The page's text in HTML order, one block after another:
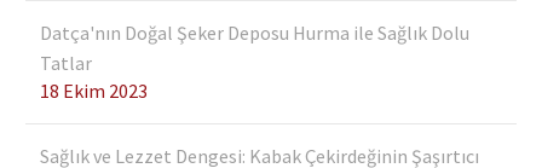
16 May 2022
Datça'nın Doğal Şeker Deposu Hurma ile Sağlık Dolu
Tatlar
18 Ekim 2023
Sağlık ve Lezzet Dengesi: Kabak Çekirdeğinin Şaşırtıcı